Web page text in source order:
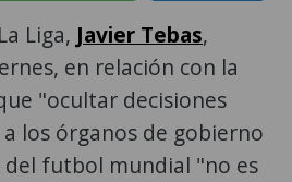
Liga, Javier Tebas,
en relación con la
"ocultar decisiones
los órganos de gobierno
futbol mundial "no es